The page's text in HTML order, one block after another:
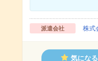
派遣会社 株式
気になる